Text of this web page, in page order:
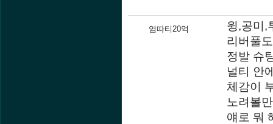
염따티20억
윙,공미,
리버풀
정발 슈
널티 안
체감이
노려볼
얘로 뭐